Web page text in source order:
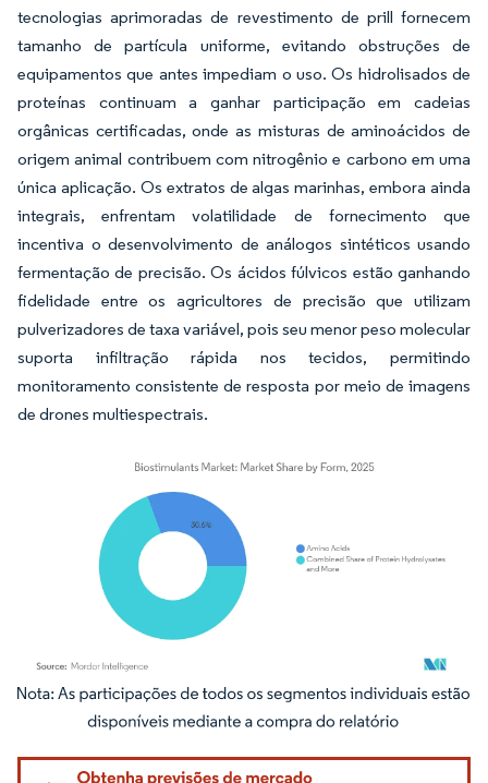
tecnologias aprimoradas de revestimento de prill fornecem
tamanho de partícula uniforme, evitando obstruções de
equipamentos que antes impediam o uso. Os hidrolisados de
proteínas continuam a ganhar participação em cadeias
orgânicas certificadas, onde as misturas de aminoácidos de
origem animal contribuem com nitrogênio e carbono em uma
única aplicação. Os extratos de algas marinhas, embora ainda
integrais, enfrentam volatilidade de fornecimento que
incentiva o desenvolvimento de análogos sintéticos usando
fermentação de precisão. Os ácidos fúlvicos estão ganhando
fidelidade entre os agricultores de precisão que utilizam
pulverizadores de taxa variável, pois seu menor peso molecular
suporta infiltração rápida nos tecidos, permitindo
monitoramento consistente de resposta por meio de imagens
de drones multiespectrais.
Imagem © Mordor Intelligence. O reuso requer atribuição conforme CC BY 4.0.